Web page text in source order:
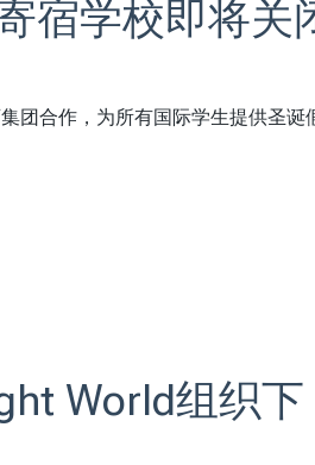
宿学校即将关
团合作，为所有国际学生提供圣诞
World组织